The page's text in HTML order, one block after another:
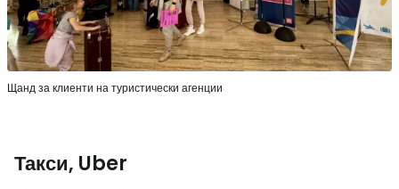
Щанд за клиенти на туристически агенции
Такси, Uber